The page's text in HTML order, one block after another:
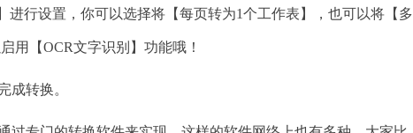
行设置，你可以选择将【每页转为1个工作表】，也可以将【多
用【OCR文字识别】功能哦！
转换。